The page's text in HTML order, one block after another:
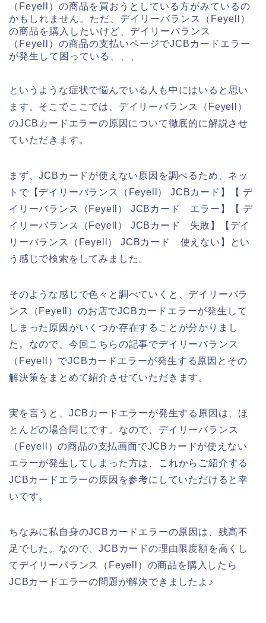
（Feyell）の商品を買おうとしている方がみているの
かもしれません。ただ、デイリーバランス（Feyell）
の商品を購入したいけど、デイリーバランス
（Feyell）の商品の支払いページでJCBカードエラー
が発生して困っている、、、
というような症状で悩んでいる人も中にはいると思い
ます。そこでここでは、デイリーバランス（Feyell）
のJCBカードエラーの原因について徹底的に解説させ
ていただきます。
まず、JCBカードが使えない原因を調べるため、ネッ
トで【デイリーバランス（Feyell） JCBカード】【 デ
イリーバランス（Feyell） JCBカード エラー】【 デ
イリーバランス（Feyell） JCBカード 失敗】【デイ
リーバランス（Feyell） JCBカード 使えない】とい
う感じで検索をしてみました。
そのような感じで色々と調べていくと、デイリーバラ
ンス（Feyell）のお店でJCBカードエラーが発生して
しまった原因がいくつか存在することが分かりまし
た。なので、今回こちらの記事でデイリーバランス
（Feyell）でJCBカードエラーが発生する原因とその
解決策をまとめて紹介させていただきます。
実を言うと、JCBカードエラーが発生する原因は、ほ
とんどの場合同じです。なので、デイリーバランス
（Feyell）の商品の支払画面でJCBカードが使えない
エラーが発生してしまった方は、これからご紹介する
JCBカードエラーの原因を参考にしていただけると幸
いです。
ちなみに私自身のJCBカードエラーの原因は、残高不
足でした。なので、JCBカードの理由限度額を高くし
てデイリーバランス（Feyell）の商品を購入したら
JCBカードエラーの問題が解決できましたよ♪